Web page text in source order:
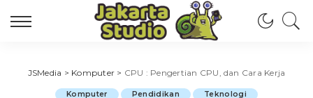
JSMedia > Komputer> CPU : Pengertian CPU, dan Cara Kerja
Komputer Pendidikan Teknologi